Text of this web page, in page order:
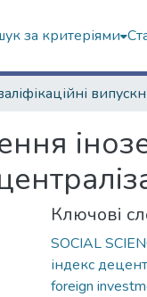
за критеріями
Ключові
SOCIAL
індекс
foreign